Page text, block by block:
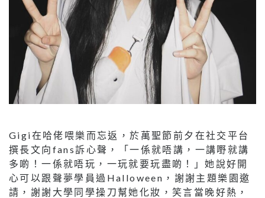
Gigi在哈佬喂樂而忘返，於萬聖節前夕在社交平台
撰長文向fans訴心聲，「一係就唔講，一講嘢就講
多啲！一係就唔玩，一玩就要玩盡啲！」她說好開
心可以跟聲夢學員過Halloween，謝謝主題樂園邀
請，謝謝大學同學操刀幫她化妝，笑言當晚好熱，